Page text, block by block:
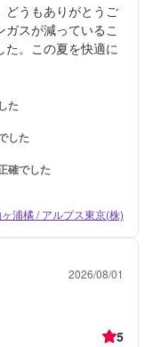
どうもありがとうご
スが減っているこ
た。この夏を快適に
た
した
確でした
浦橘 / アルプス東京(株)
2026/08/01
5